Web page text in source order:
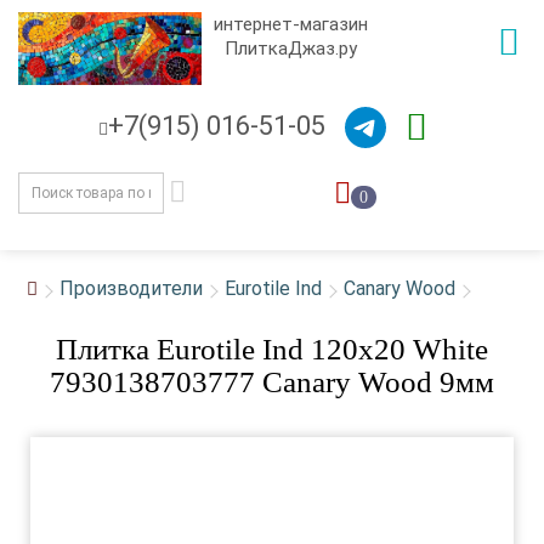
интернет-магазин
ПлиткаДжаз.ру
+7(915) 016-51-05
0
Производители Eurotile Ind Canary Wood
Плитка Eurotile Ind 120x20 White
7930138703777 Canary Wood 9мм